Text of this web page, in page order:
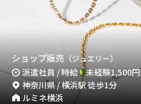
ショップ販売 （ジュエリー）
派遣社員 / 時給 未経験1,500円
神奈川県 / 横浜駅 徒歩1分
ルミネ横浜